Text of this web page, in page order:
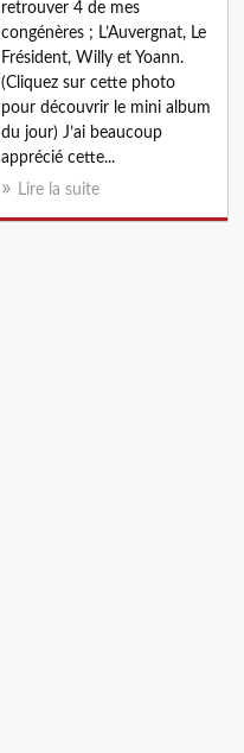
retrouver 4 de mes
congénères ; L’Auvergnat, Le
Frésident, Willy et Yoann.
(Cliquez sur cette photo
pour découvrir le mini album
du jour) J’ai beaucoup
apprécié cette...
Lire la suite